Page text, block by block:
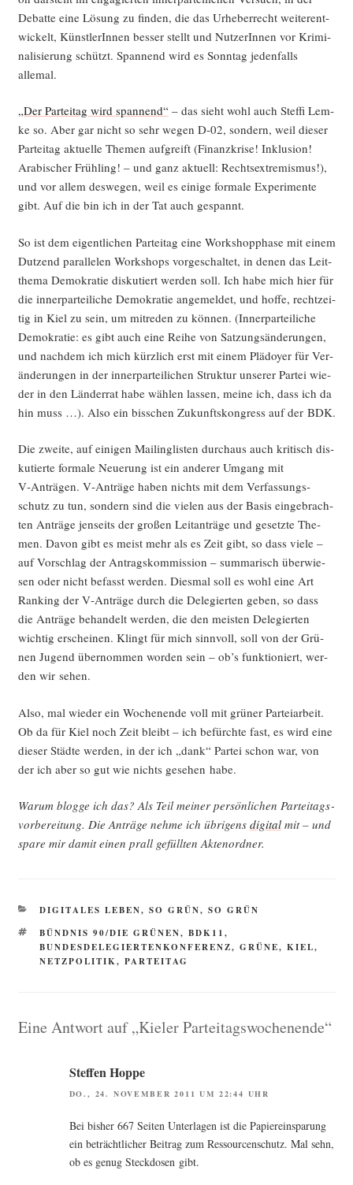
Debat­te eine Lösung zu fin­den, die das Urhe­ber­recht wei­ter­ent­
wi­ckelt, Künst­le­rIn­nen bes­ser stellt und Nut­ze­rIn­nen vor Kri­mi­
na­li­sie­rung schützt. Span­nend wird es Sonn­tag jeden­falls
allemal.
„Der Par­tei­tag wird span­nend“ – das sieht wohl auch Stef­fi Lem­
ke so. Aber gar nicht so sehr wegen D‑02, son­dern, weil die­ser
Par­tei­tag aktu­el­le The­men auf­greift (Finanz­kri­se! Inklu­si­on!
Ara­bi­scher Früh­ling! – und ganz aktu­ell: Rechts­extre­mis­mus!),
und vor allem des­we­gen, weil es eini­ge for­ma­le Expe­ri­men­te
gibt. Auf die bin ich in der Tat auch gespannt.
So ist dem eigent­li­chen Par­tei­tag eine Work­shop­p­ha­se mit einem
Dut­zend par­al­le­len Work­shops vor­ge­schal­tet, in denen das Leit­
the­ma Demo­kra­tie dis­ku­tiert wer­den soll. Ich habe mich hier für
die inner­par­tei­li­che Demo­kra­tie ange­mel­det, und hof­fe, recht­zei­
tig in Kiel zu sein, um mit­re­den zu kön­nen. (Inner­par­tei­li­che
Demo­kra­tie: es gibt auch eine Rei­he von Sat­zungs­än­de­run­gen,
und nach­dem ich mich kürz­lich erst mit einem Plä­doy­er für Ver­
än­de­run­gen in der inner­par­tei­li­chen Struk­tur unse­rer Par­tei wie­
der in den Län­der­rat habe wäh­len las­sen, mei­ne ich, dass ich da
hin muss …). Also ein biss­chen Zukunfts­kon­gress auf der BDK.
Die zwei­te, auf eini­gen Mai­ling­lis­ten durch­aus auch kri­tisch dis­
ku­tier­te for­ma­le Neue­rung ist ein ande­rer Umgang mit
V‑Anträgen. V‑Anträge haben nichts mit dem Ver­fas­sungs­
schutz zu tun, son­dern sind die vie­len aus der Basis ein­ge­brach­
ten Anträ­ge jen­seits der gro­ßen Leit­an­trä­ge und gesetz­te The­
men. Davon gibt es meist mehr als es Zeit gibt, so dass vie­le –
auf Vor­schlag der Antrags­kom­mis­si­on – sum­ma­risch über­wie­
sen oder nicht befasst wer­den. Dies­mal soll es wohl eine Art
Ran­king der V‑Anträge durch die Dele­gier­ten geben, so dass
die Anträ­ge behan­delt wer­den, die den meis­ten Dele­gier­ten
wich­tig erschei­nen. Klingt für mich sinn­voll, soll von der Grü­
nen Jugend über­nom­men wor­den sein – ob’s funk­tio­niert, wer­
den wir sehen.
Also, mal wie­der ein Wochen­en­de voll mit grü­ner Par­tei­ar­beit.
Ob da für Kiel noch Zeit bleibt – ich befürch­te fast, es wird eine
die­ser Städ­te wer­den, in der ich „dank“ Par­tei schon war, von
der ich aber so gut wie nichts gese­hen habe.
War­um blog­ge ich das? Als Teil mei­ner per­sön­li­chen Par­tei­tags­
vor­be­rei­tung. Die Anträ­ge neh­me ich übri­gens digi­talmit – und
spa­re mir damit einen prall gefüll­ten Aktenordner.
KATEGORIEN
DIGITALES LEBEN, SO GRÜN, SO GRÜN
SCHLAGWÖRTER
BÜNDNIS 90/DIE GRÜNEN, BDK11,
BUNDESDELEGIERTENKONFERENZ, GRÜNE, KIEL,
NETZPOLITIK, PARTEITAG
Eine Antwort auf „Kieler Parteitagswochenende“
Steffen Hoppe
DO., 24. NOVEMBER 2011 UM 22:44 UHR
Bei bis­her 667 Sei­ten Unter­la­gen ist die Papier­ein­spa­rung
ein beträcht­li­cher Bei­trag zum Res­sour­cen­schutz. Mal sehn,
ob es genug Steck­do­sen gibt.